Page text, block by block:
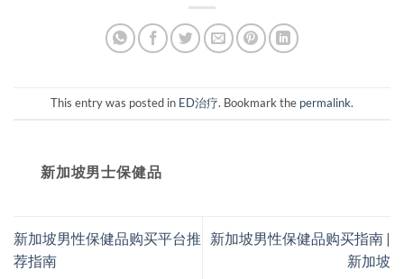
This entry was posted in ED治疗. Bookmark the permalink.
新加坡男士保健品
新加坡男性保健品购买平台推
荐指南
新加坡男性保健品购买指南 |
新加坡